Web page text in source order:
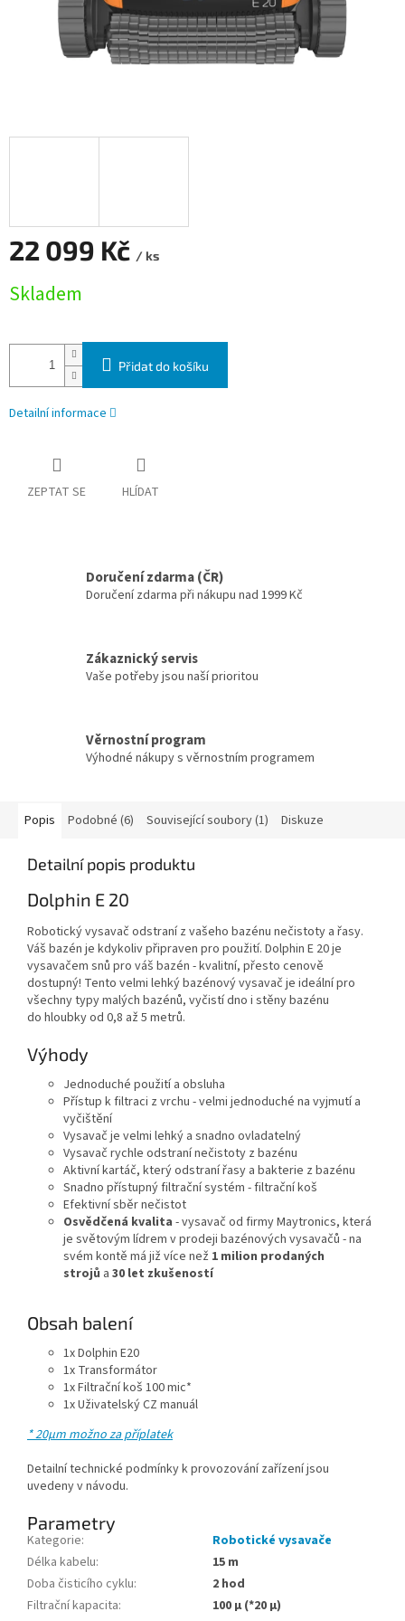
22 099 Kč / ks
Skladem
Přidat do košíku
Detailní informace
ZEPTAT SE HLÍDAT
Doručení zdarma (ČR)
Doručení zdarma při nákupu nad 1999 Kč
Zákaznický servis
Vaše potřeby jsou naší prioritou
Věrnostní program
Výhodné nákupy s věrnostním programem
Popis Podobné (6) Související soubory (1) Diskuze
Detailní popis produktu
Dolphin E 20
Robotický vysavač odstraní z vašeho bazénu nečistoty a řasy.
Váš bazén je kdykoliv připraven pro použití. Dolphin E 20 je
vysavačem snů pro váš bazén - kvalitní, přesto cenově
dostupný! Tento velmi lehký bazénový vysavač je ideální pro
všechny typy malých bazénů, vyčistí dno i stěny bazénu
do hloubky od 0,8 až 5 metrů.
Výhody
Jednoduché použití a obsluha
Přístup k filtraci z vrchu - velmi jednoduché na vyjmutí a
vyčištění
Vysavač je velmi lehký a snadno ovladatelný
Vysavač rychle odstraní nečistoty z bazénu
Aktivní kartáč, který odstraní řasy a bakterie z bazénu
Snadno přístupný filtrační systém - filtrační koš
Efektivní sběr nečistot
Osvědčená kvalita - vysavač od firmy Maytronics, která
je světovým lídrem v prodeji bazénových vysavačů - na
svém kontě má již více než 1 milion prodaných
strojů a 30 let zkušeností
Obsah balení
1x Dolphin E20
1x Transformátor
1x Filtrační koš 100 mic*
1x Uživatelský CZ manuál
* 20μm možno za příplatek
Detailní technické podmínky k provozování zařízení jsou
uvedeny v návodu.
Parametry
Kategorie:
Robotické vysavače
Délka kabelu:
15 m
Doba čisticího cyklu:
2 hod
Filtrační kapacita:
100 μ (*20 μ)